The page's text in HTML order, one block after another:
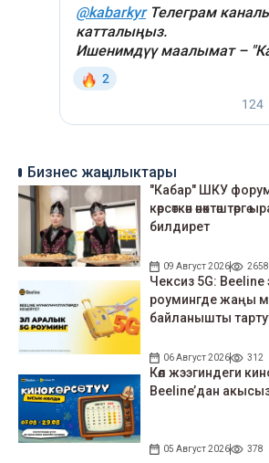
Бизнес жаңылыктары
"Кабар" ШКУ
көрсөткөн
билдирет
09 Август 2026 2658
Чексиз 5G:
роумингде жаңы
байланышты
06 Август 2026 312
Көл жээгиндеги
Beeline’дан акысыз
05 Август 2026 378